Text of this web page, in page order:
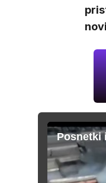
Posnetki